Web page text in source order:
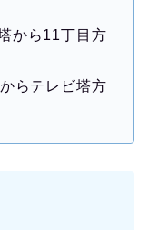
から11丁目方
らテレビ塔方